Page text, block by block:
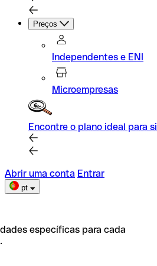
Preços
Independentes e ENI
Microempresas
Encontre o plano ideal para si
Abrir uma conta Entrar
pt
específicas para cada